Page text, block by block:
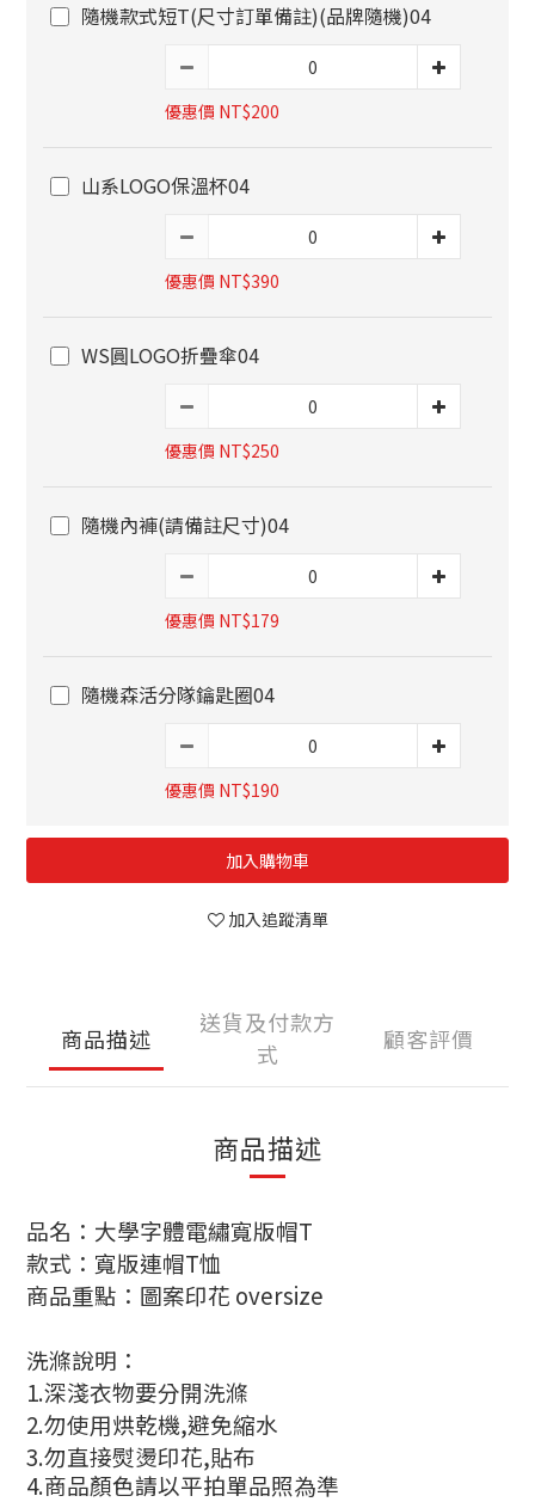
隨機款式短T(尺寸訂單備註)(品牌隨機)04
優惠價 NT$200
山系LOGO保溫杯04
優惠價 NT$390
WS圓LOGO折疊傘04
優惠價 NT$250
隨機內褲(請備註尺寸)04
優惠價 NT$179
隨機森活分隊鑰匙圈04
優惠價 NT$190
加入購物車
加入追蹤清單
商品描述
送貨及付款方
式
顧客評價
商品描述
品名：大學字體電繡寬版帽T
款式：寬版連帽T恤
商品重點：圖案印花 oversize
洗滌說明 ：
1.深淺衣物要分開洗滌
2.勿使用烘乾機,避免縮水
3.勿直接熨燙印花,貼布
4.商品顏色請以平拍單品照為準